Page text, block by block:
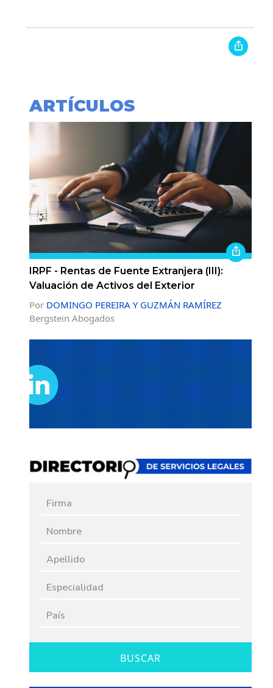
ARTÍCULOS
IRPF - Rentas de Fuente Extranjera (III):
Valuación de Activos del Exterior
Por DOMINGO PEREIRA Y GUZMÁN RAMÍREZ
Bergstein Abogados
BUSCAR